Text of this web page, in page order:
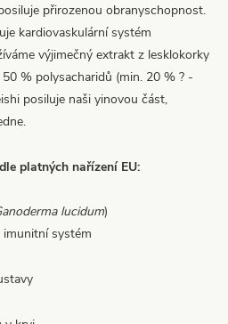
přirozenou obranyschopnost.
kardiovaskulární systém
výjimečný extrakt z lesklokorky
% polysacharidů (min. 20 % ? -
posiluje naši yinovou část,
platných nařízení EU:
lucidum)
systém